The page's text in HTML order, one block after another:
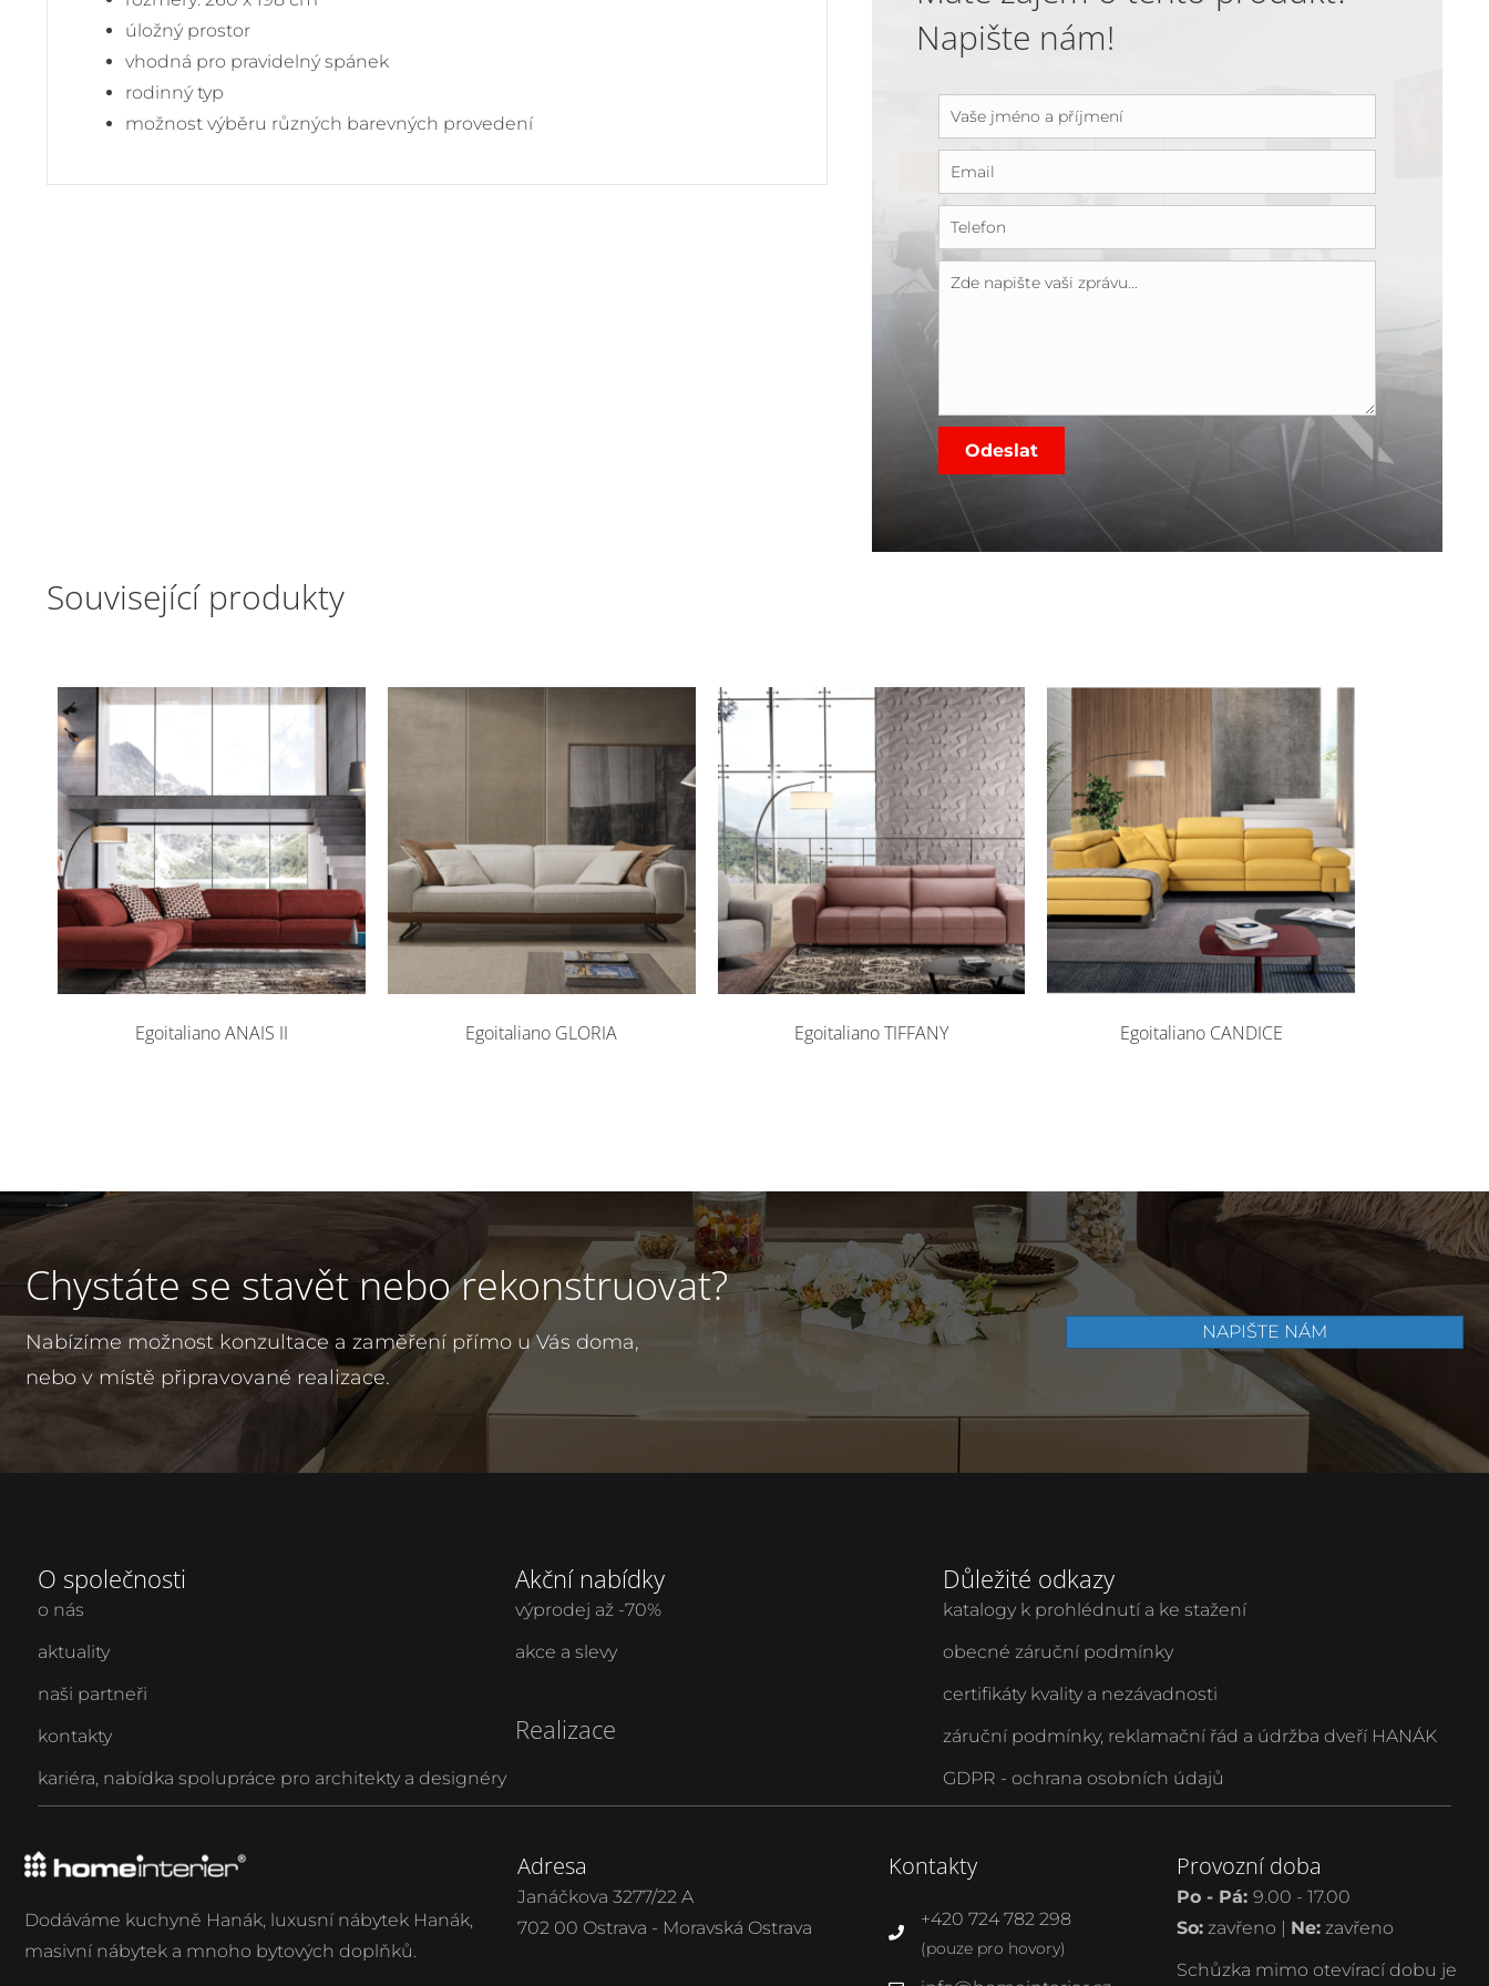
úložný prostor
vhodná pro pravidelný spánek
rodinný typ
možnost výběru různých barevných provedení
Napište nám!
Související produkty
Egoitaliano ANAIS II Egoitaliano GLORIA Egoitaliano TIFFANY Egoitaliano CANDICE
Chystáte se stavět nebo rekonstruovat?
Nabízíme možnost konzultace a zaměření přímo u Vás doma,
nebo v místě připravované realizace.
NAPIŠTE NÁM
O společnosti
o nás
aktuality
naši partneři
kontakty
kariéra, nabídka spolupráce pro architekty a designéry
Akční nabídky
výprodej až -70%
akce a slevy
Realizace
Důležité odkazy
katalogy k prohlédnutí a ke stažení
obecné záruční podmínky
certifikáty kvality a nezávadnosti
záruční podmínky, reklamační řád a údržba dveří HANÁK
GDPR - ochrana osobních údajů
Dodáváme kuchyně Hanák, luxusní nábytek Hanák,
masivní nábytek a mnoho bytových doplňků.
Adresa
Janáčkova 3277/22 A
702 00 Ostrava - Moravská Ostrava
Kontakty
+420 724 782 298
(pouze pro hovory)
Provozní doba
Po - Pá: 9.00 - 17.00
So:zavřeno | Ne:zavřeno
Schůzka mimo otevírací dobu je